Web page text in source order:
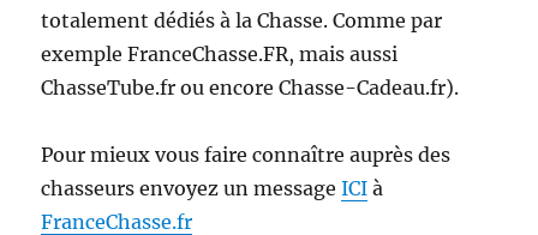
totalement dédiés à la Chasse. Comme par
exemple FranceChasse.FR, mais aussi
ChasseTube.fr ou encore Chasse-Cadeau.fr).
Pour mieux vous faire connaître auprès des
chasseurs envoyez un messageICI à
FranceChasse.fr